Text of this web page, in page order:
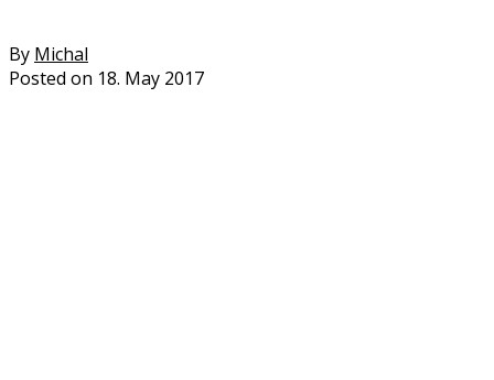
By Michal
Posted on 18. May 2017